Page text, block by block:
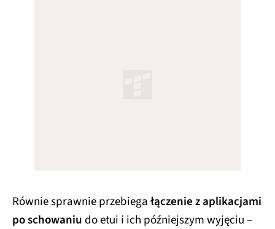
Równie sprawnie przebiegałączenie z aplikacjami
po schowaniu do etui i ich późniejszym wyjęciu –